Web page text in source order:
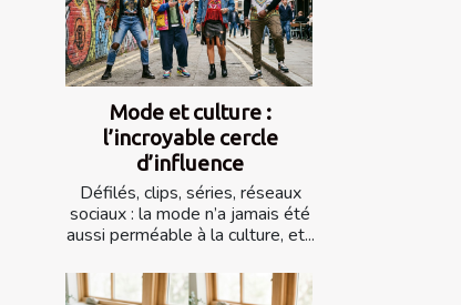
Mode et culture :
l’incroyable cercle
d’influence
Défilés, clips, séries, réseaux
sociaux : la mode n’a jamais été
aussi perméable à la culture, et...